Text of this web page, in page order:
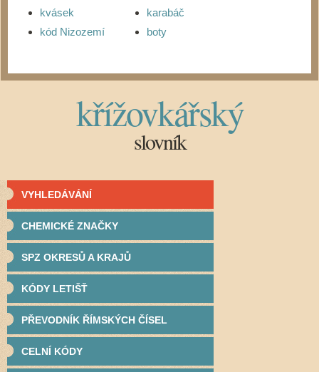
kvásek
karabáč
kód Nizozemí
boty
křížovkářský
slovník
VYHLEDÁVÁNÍ
CHEMICKÉ ZNAČKY
SPZ OKRESŮ A KRAJŮ
KÓDY LETIŠŤ
PŘEVODNÍK ŘÍMSKÝCH ČÍSEL
CELNÍ KÓDY